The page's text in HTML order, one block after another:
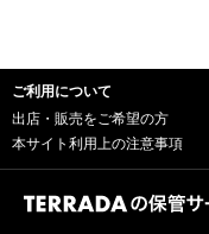
のアプ
うなテ
り少な
ずかし
ワイン
は冗談
シャト
によるも
平均樹
ディケム」と
SEC シ
ご利用について
出店・販売をご希望の方
本サイト利用上の注意事項